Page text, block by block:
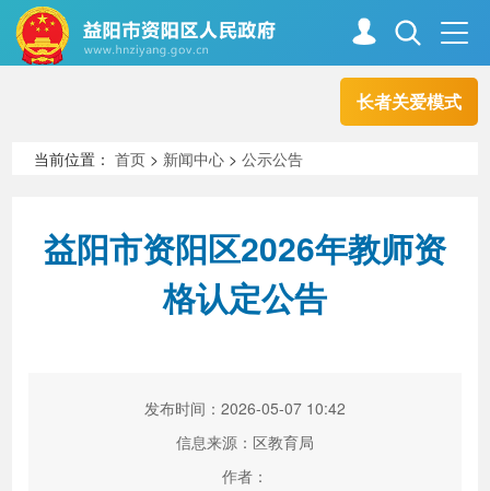
长者关爱模式
走进资阳
新闻中心 解读回应
当前位置：首页 > 新闻中心 >公示公告
益阳市资阳区2026年教师资
格认定公告
发布时间：2026-05-07 10:42
信息来源：区教育局
作者：